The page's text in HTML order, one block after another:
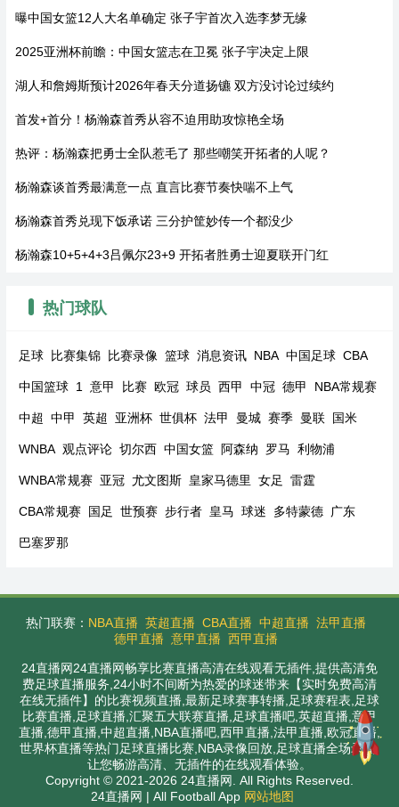
曝中国女篮12人大名单确定 张子宇首次入选李梦无缘
2025亚洲杯前瞻：中国女篮志在卫冕 张子宇决定上限
湖人和詹姆斯预计2026年春天分道扬镳 双方没讨论过续约
首发+首分！杨瀚森首秀从容不迫用助攻惊艳全场
热评：杨瀚森把勇士全队惹毛了 那些嘲笑开拓者的人呢？
杨瀚森谈首秀最满意一点 直言比赛节奏快喘不上气
杨瀚森首秀兑现下饭承诺 三分护筐妙传一个都没少
杨瀚森10+5+4+3吕佩尔23+9 开拓者胜勇士迎夏联开门红
热门球队
足球 比赛集锦 比赛录像 篮球 消息资讯 NBA 中国足球 CBA
中国篮球 1 意甲 比赛 欧冠 球员 西甲 中冠 德甲 NBA常规赛
中超 中甲 英超 亚洲杯 世俱杯 法甲 曼城 赛季 曼联 国米
WNBA 观点评论 切尔西 中国女篮 阿森纳 罗马 利物浦
WNBA常规赛 亚冠 尤文图斯 皇家马德里 女足 雷霆
CBA常规赛 国足 世预赛 步行者 皇马 球迷 多特蒙德 广东
巴塞罗那
热门联赛： NBA直播 英超直播 CBA直播 中超直播 法甲直播
德甲直播 意甲直播 西甲直播
24直播网24直播网畅享比赛直播高清在线观看无插件,提供高清免
费足球直播服务,24小时不间断为热爱的球迷带来【实时免费高清
在线无插件】的比赛视频直播,最新足球赛事转播,足球赛程表,足球
比赛直播,足球直播,汇聚五大联赛直播,足球直播吧,英超直播,意甲
直播,德甲直播,中超直播,NBA直播吧,西甲直播,法甲直播,欧冠直播,
世界杯直播等热门足球直播比赛,NBA录像回放,足球直播全场录播,
让您畅游高清、无插件的在线观看体验。
Copyright © 2021-2026 24直播网. All Rights Reserved.
24直播网 | All Football App 网站地图